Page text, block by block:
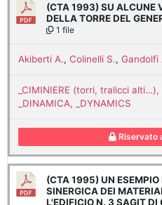
(CTA 1993) SU ALCUNE
DELLA TORRE DEL
1 file
Akiberti A., Colinelli S., Gandolfi
_CIMINIERE (torri, tralicci alti…),
_DINAMICA, _DYNAMICS
Riservato
(CTA 1995) UN
SINERGICA DEI
L'EDIFICIO N. 3 SAGIT DI